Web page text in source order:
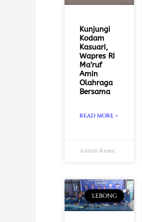
Kunjungi
Kodam
Kasuari,
Wapres RI
Ma’ruf
Amin
Olahraga
Bersama
READ MORE »
Admin Keme
LEBONG